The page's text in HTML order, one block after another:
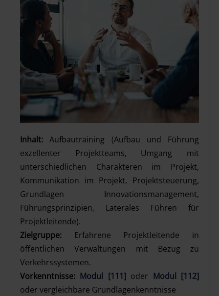
Inhalt: Aufbautraining (Aufbau und Führung
exzellenter Projektteams, Umgang mit
unterschiedlichen Charakteren im Projekt,
Kommunikation im Projekt, Projektsteuerung,
Grundlagen Innovationsmanagement,
Führungsprinzipien, Laterales Führen für
Projektleitende).
Zielgruppe: Erfahrene Projektleitende in
öffentlichen Verwaltungen mit Bezug zu
Verkehrssystemen.
Vorkenntnisse: Modul [111]oder Modul [112]
oder vergleichbare Grundlagenkenntnisse